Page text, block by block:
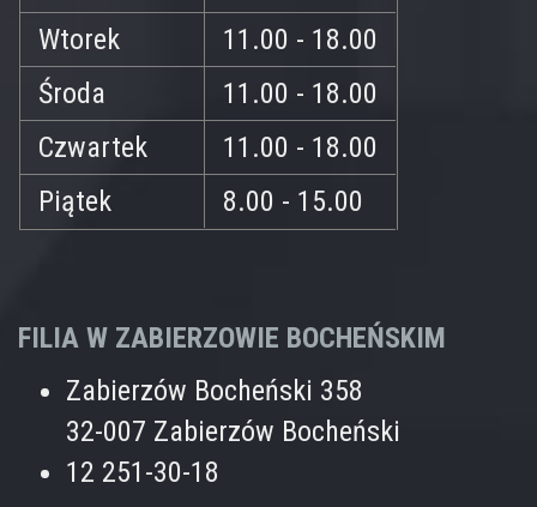
Wtorek
11.00 - 18.00
Środa
11.00 - 18.00
Czwartek
11.00 - 18.00
Piątek
8.00 - 15.00
FILIA W ZABIERZOWIE BOCHEŃSKIM
Zabierzów Bocheński 358
32-007 Zabierzów Bocheński
12 251-30-18